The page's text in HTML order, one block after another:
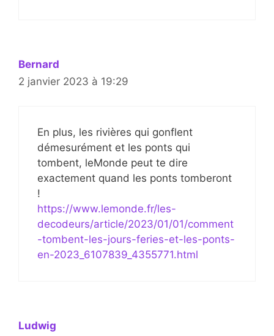
Bernard
2 janvier 2023 à 19:29
En plus, les rivières qui gonflent
démesurément et les ponts qui
tombent, leMonde peut te dire
exactement quand les ponts tomberont
!
https://www.lemonde.fr/les-
decodeurs/article/2023/01/01/comment
-tombent-les-jours-feries-et-les-ponts-
en-2023_6107839_4355771.html
Ludwig